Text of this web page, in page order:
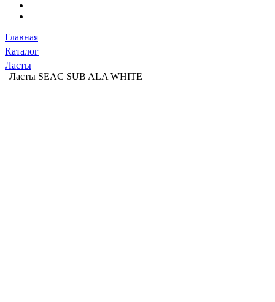
Главная
Каталог
Ласты
Ласты SEAC SUB ALA WHITE